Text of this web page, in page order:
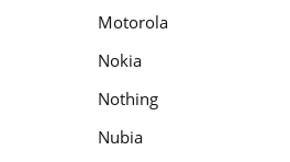
Motorola
Nokia
Nothing
Nubia